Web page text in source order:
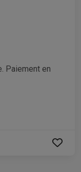
Paiement en